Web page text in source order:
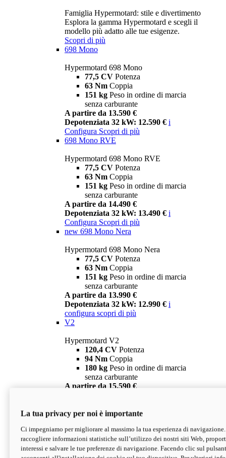
Famiglia Hypermotard: stile e divertimento
Esplora la gamma Hypermotard e scegli il
modello più adatto alle tue esigenze.
Scopri di più
698 Mono
Hypermotard 698 Mono
77,5 CV Potenza
63 Nm Coppia
151 kg Peso in ordine di marcia
senza carburante
A partire da 13.590 €
Depotenziata 32 kW: 12.590 € i
Configura Scopri di più
698 Mono RVE
Hypermotard 698 Mono RVE
77,5 CV Potenza
63 Nm Coppia
151 kg Peso in ordine di marcia
senza carburante
A partire da 14.490 €
Depotenziata 32 kW: 13.490 € i
Configura Scopri di più
new 698 Mono Nera
Hypermotard 698 Mono Nera
77,5 CV Potenza
63 Nm Coppia
151 kg Peso in ordine di marcia
senza carburante
A partire da 13.990 €
Depotenziata 32 kW: 12.990 € i
configura scopri di più
V2
Hypermotard V2
120,4 CV Potenza
94 Nm Coppia
180 kg Peso in ordine di marcia
senza carburante
A partire da 15.590 €
V2 SP
Hypermotard V2 SP
120,4 CVPotenza
94 NmCoppia
La tua privacy per noi è importante
Ci impegniamo per migliorare al massimo la tua esperienza di
raccogliere informazioni statistiche sull’utilizzo dei nostri siti Web,
interessi e salvare le tue preferenze di navigazione. Facendo clic sul